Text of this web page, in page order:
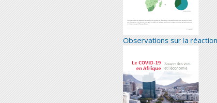
Observations sur la